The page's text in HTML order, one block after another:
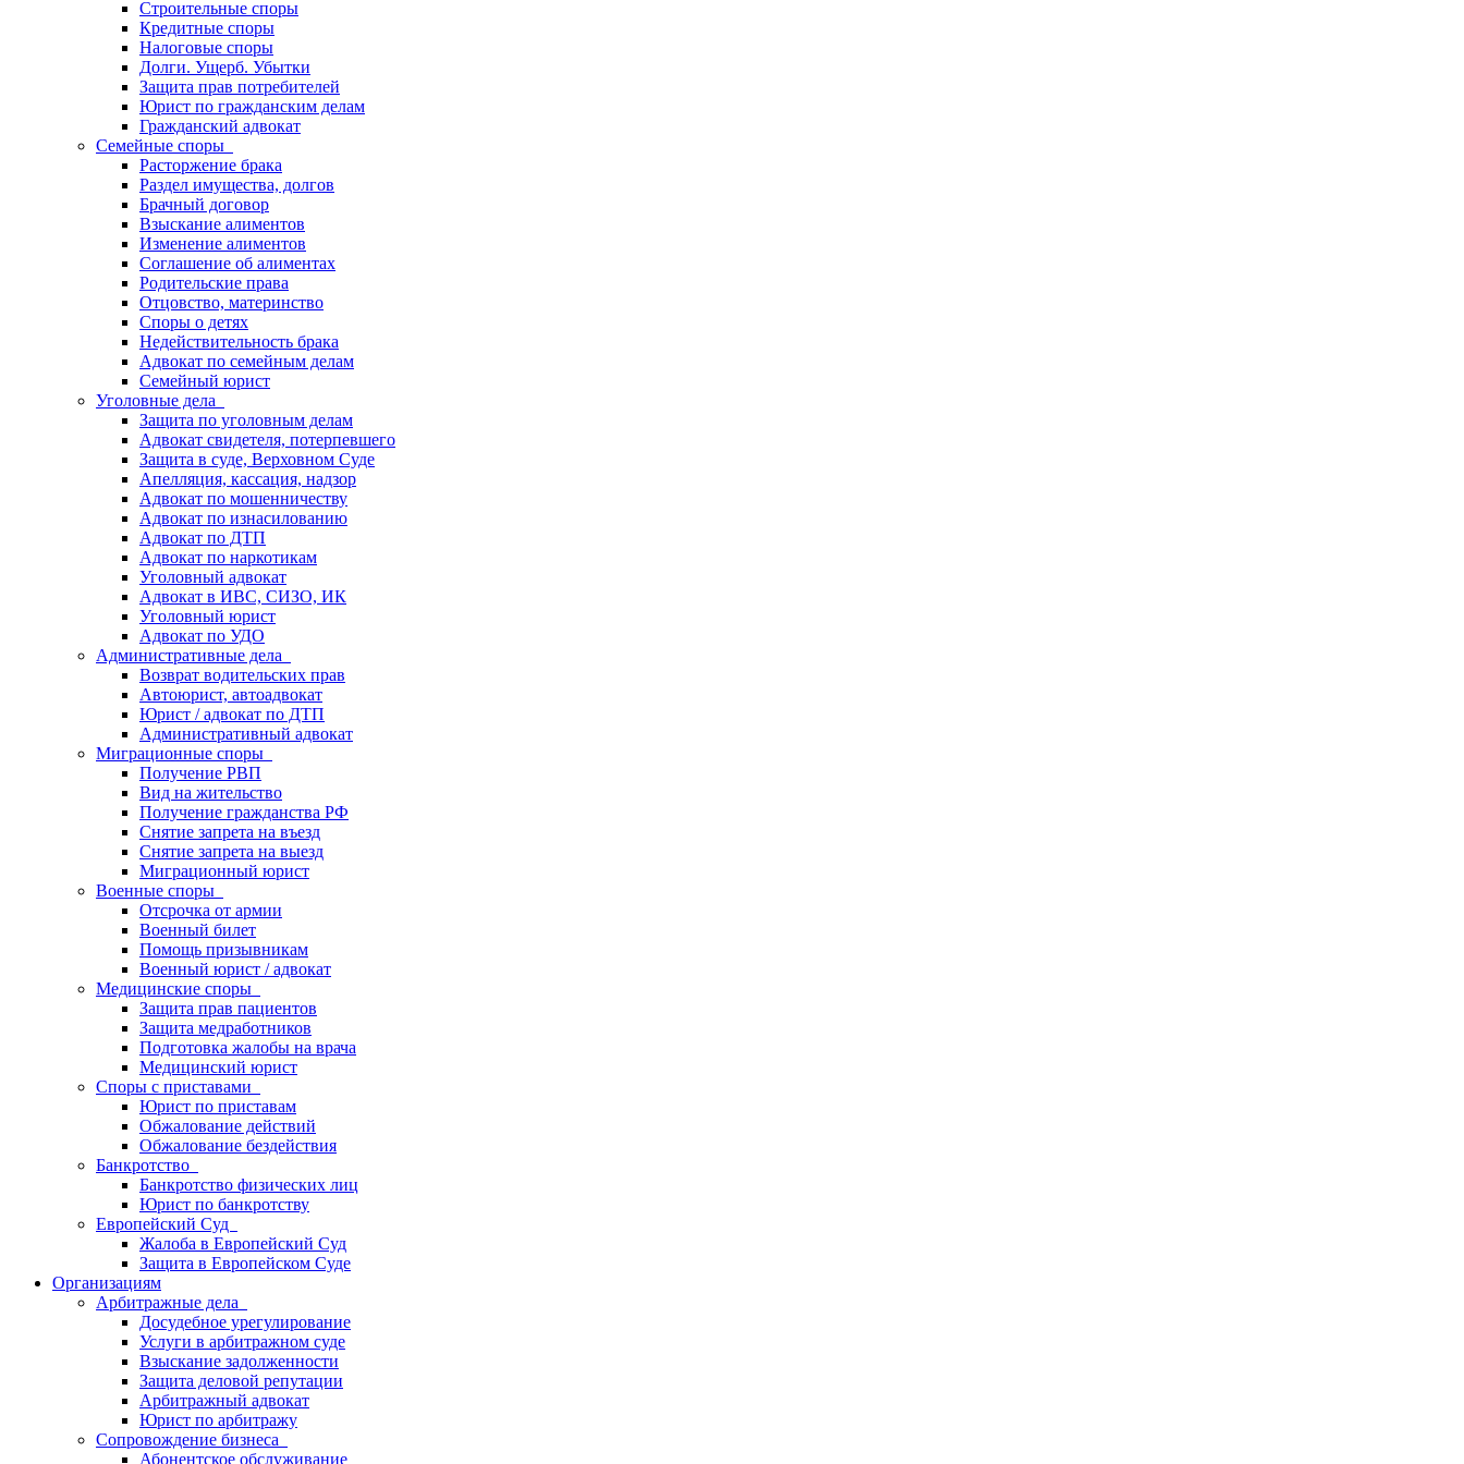
Строительные споры
Кредитные споры
Налоговые споры
Долги. Ущерб. Убытки
Защита прав потребителей
Юрист по гражданским делам
Гражданский адвокат
Семейные споры
Расторжение брака
Раздел имущества, долгов
Брачный договор
Взыскание алиментов
Изменение алиментов
Соглашение об алиментах
Родительские права
Отцовство, материнство
Споры о детях
Недействительность брака
Адвокат по семейным делам
Семейный юрист
Уголовные дела
Защита по уголовным делам
Адвокат свидетеля, потерпевшего
Защита в суде, Верховном Суде
Апелляция, кассация, надзор
Адвокат по мошенничеству
Адвокат по изнасилованию
Адвокат по ДТП
Адвокат по наркотикам
Уголовный адвокат
Адвокат в ИВС, СИЗО, ИК
Уголовный юрист
Адвокат по УДО
Административные дела
Возврат водительских прав
Автоюрист, автоадвокат
Юрист / адвокат по ДТП
Административный адвокат
Миграционные споры
Получение РВП
Вид на жительство
Получение гражданства РФ
Снятие запрета на въезд
Снятие запрета на выезд
Миграционный юрист
Военные споры
Отсрочка от армии
Военный билет
Помощь призывникам
Военный юрист / адвокат
Медицинские споры
Защита прав пациентов
Защита медработников
Подготовка жалобы на врача
Медицинский юрист
Споры с приставами
Юрист по приставам
Обжалование действий
Обжалование бездействия
Банкротство
Банкротство физических лиц
Юрист по банкротству
Европейский Суд
Жалоба в Европейский Суд
Защита в Европейском Суде
Организациям
Арбитражные дела
Досудебное урегулирование
Услуги в арбитражном суде
Взыскание задолженности
Защита деловой репутации
Арбитражный адвокат
Юрист по арбитражу
Сопровождение бизнеса
Абонентское обслуживание